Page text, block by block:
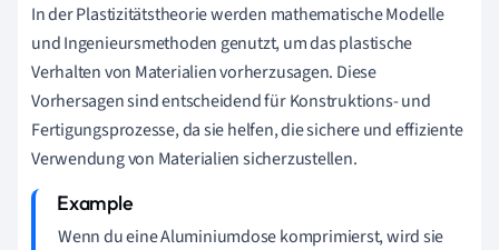
In der Plastizitätstheorie werden mathematische Modelle
und Ingenieursmethoden genutzt, um das plastische
Verhalten von Materialien vorherzusagen. Diese
Vorhersagen sind entscheidend für Konstruktions- und
Fertigungsprozesse, da sie helfen, die sichere und effiziente
Verwendung von Materialien sicherzustellen.
Wenn du eine Aluminiumdose komprimierst, wird sie